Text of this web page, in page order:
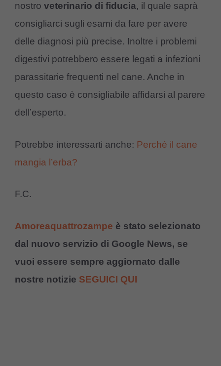
nostro veterinario di fiducia, il quale saprà
consigliarci sugli esami da fare per avere
delle diagnosi più precise. Inoltre i problemi
digestivi potrebbero essere legati a infezioni
parassitarie frequenti nel cane. Anche in
questo caso è consigliabile affidarsi al parere
dell’esperto.
Potrebbe interessarti anche: Perché il cane
mangia l’erba?
F.C.
Amoreaquattrozampe è stato selezionato
dal nuovo servizio di Google News, se
vuoi essere sempre aggiornato dalle
nostre notizie SEGUICI QUI